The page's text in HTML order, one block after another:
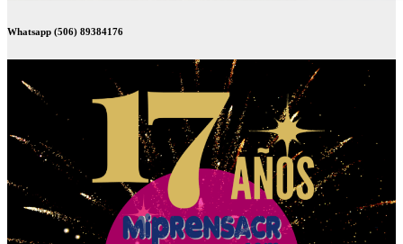
Whatsapp (506) 89384176